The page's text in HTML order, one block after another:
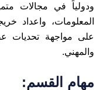
ودولياً في مجالات
المعلومات، واعداد
على مواجهة تحديات
والمهني.
مهام القسم: